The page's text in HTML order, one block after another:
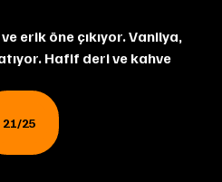
erik öne çıkıyor. Vanilya,
Hafif deri ve kahve
21/25